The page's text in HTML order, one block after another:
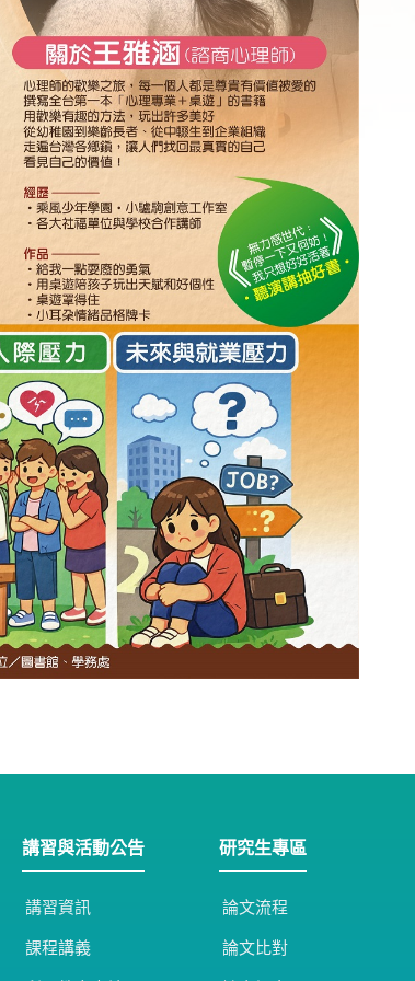
講習與活動公告
講習資訊
課程講義
研究生專區
論文流程
論文比對